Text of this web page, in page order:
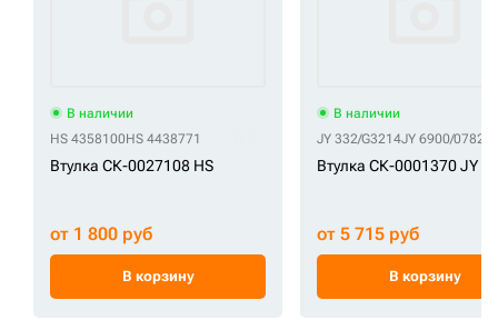
В наличии
HS 4358100HS 4438771
Втулка СК-0027108 HS
от 1 800 руб
В корзину
В наличии
JY 332/G3214JY 6900/0782
Втулка СК-0001370 JY
от 5 715 руб
В корзину